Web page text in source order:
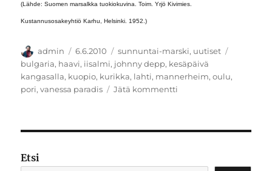
(Lähde: Suomen marsalkka tuokiokuvina. Toim. Yrjö Kivimies.
Kustannusosakeyhtiö Karhu, Helsinki. 1952.)
Kirjoittaja
admin Julkaistu
6.6.2010 Kategoriat
sunnuntai-marski, uutiset
bulgaria, haavi, iisalmi, johnny depp, kesäpäivä
kangasalla, kuopio, kurikka, lahti, mannerheim,oulu,
pori,vanessa paradis Jätä kommentti
koleerinen
Etsi